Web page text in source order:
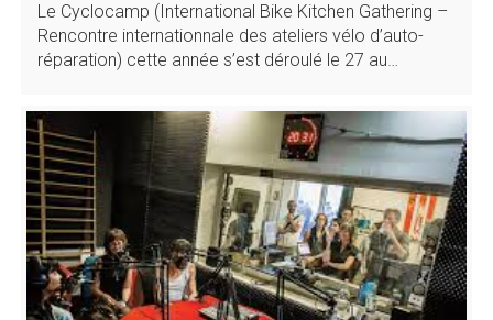
Le Cyclocamp (International Bike Kitchen Gathering –
Rencontre internationnale des ateliers vélo d’auto-
réparation) cette année s’est déroulé le 27 au…